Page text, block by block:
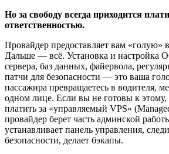
Но за свободу всегда приходится
ответственностью.
Провайдер предоставляет вам «голую»
Дальше — всё. Установка и настройка
сервера, баз данных, файервола,
патчи для безопасности — это ваша
пассажира превращаетесь в водителя,
одном лице. Если вы не готовы к этому,
платить за «управляемый VPS»
провайдер берет часть админской
устанавливает панель управления,
безопасности, делает бэкапы.